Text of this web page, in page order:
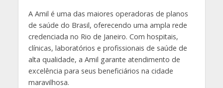
A Amil é uma das maiores operadoras de planos
de saúde do Brasil, oferecendo uma ampla rede
credenciada no Rio de Janeiro. Com hospitais,
clínicas, laboratórios e profissionais de saúde de
alta qualidade, a Amil garante atendimento de
excelência para seus beneficiários na cidade
maravilhosa.